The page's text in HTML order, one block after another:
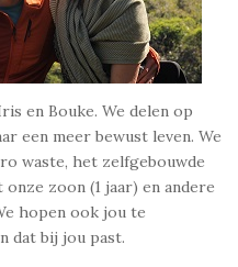
en Bouke. We delen op
een meer bewust leven. We
waste, het zelfgebouwde
zoon (1 jaar) en andere
hopen ook jou te
dat bij jou past.